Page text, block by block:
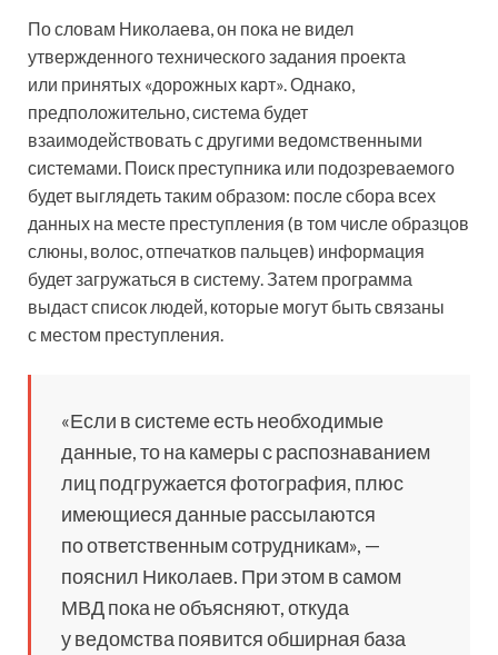
По словам Николаева, он пока не видел
утвержденного технического задания проекта
или принятых «дорожных карт». Однако,
предположительно, система будет
взаимодействовать с другими ведомственными
системами. Поиск преступника или подозреваемого
будет выглядеть таким образом: после сбора всех
данных на месте преступления (в том числе образцов
слюны, волос, отпечатков пальцев) информация
будет загружаться в систему. Затем программа
выдаст список людей, которые могут быть связаны
с местом преступления.
«Если в системе есть необходимые
данные, то на камеры с распознаванием
лиц подгружается фотография, плюс
имеющиеся данные рассылаются
по ответственным сотрудникам», —
пояснил Николаев. При этом в самом
МВД пока не объясняют, откуда
у ведомства появится обширная база